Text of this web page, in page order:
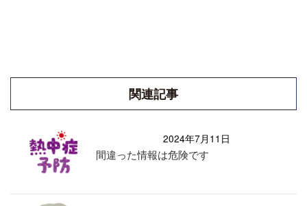
関連記事
2024年7月11日
間違った情報は危険です